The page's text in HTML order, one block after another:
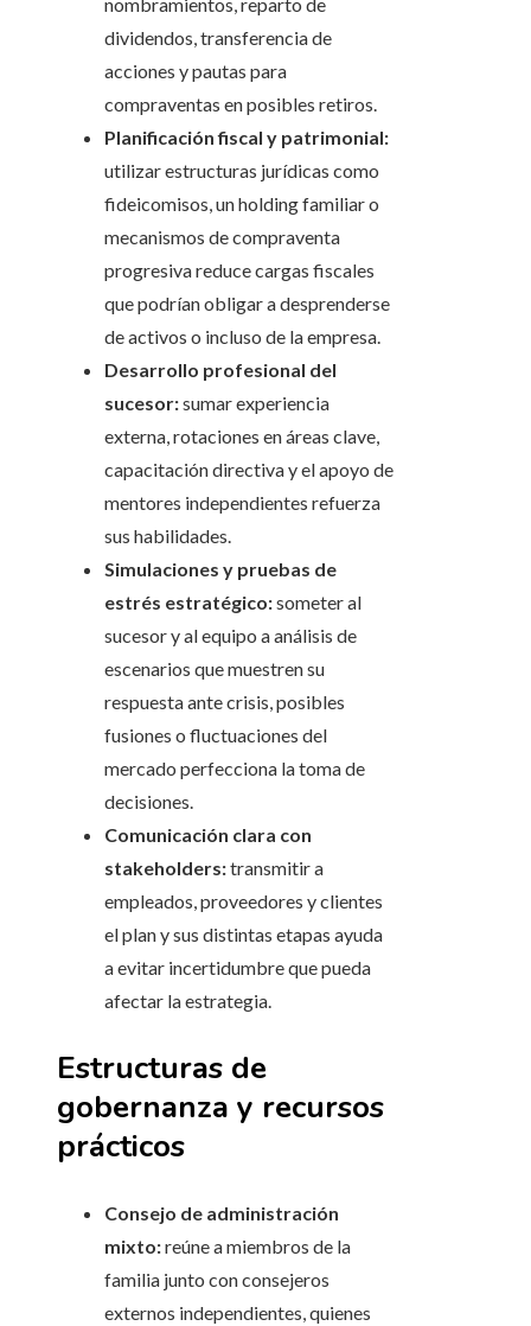
nombramientos, reparto de
dividendos, transferencia de
acciones y pautas para
compraventas en posibles retiros.
Planificación fiscal y patrimonial:
utilizar estructuras jurídicas como
fideicomisos, un holding familiar o
mecanismos de compraventa
progresiva reduce cargas fiscales
que podrían obligar a desprenderse
de activos o incluso de la empresa.
Desarrollo profesional del
sucesor:sumar experiencia
externa, rotaciones en áreas clave,
capacitación directiva y el apoyo de
mentores independientes refuerza
sus habilidades.
Simulaciones y pruebas de
estrés estratégico:someter al
sucesor y al equipo a análisis de
escenarios que muestren su
respuesta ante crisis, posibles
fusiones o fluctuaciones del
mercado perfecciona la toma de
decisiones.
Comunicación clara con
stakeholders:transmitir a
empleados, proveedores y clientes
el plan y sus distintas etapas ayuda
a evitar incertidumbre que pueda
afectar la estrategia.
Estructuras de
gobernanza y recursos
prácticos
Consejo de administración
mixto:reúne a miembros de la
familia junto con consejeros
externos independientes, quienes